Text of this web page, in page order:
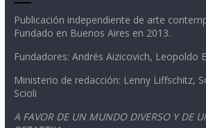
Publicación independiente de arte
Fundado en Buenos Aires en 2013.
Fundadores: Andrés Aizicovich, Leopoldo
Ministerio de redacción: Lenny Liffschitz,
Scioli
A FAVOR DE UN MUNDO DIVERSO Y DE